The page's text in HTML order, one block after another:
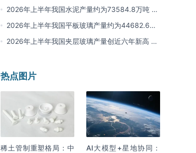
其中江苏、浙江产量分别占比18.9%、16.0%
2026年上半年我国水泥产量约为73584.8万吨 同
比下降8% 其中广东、浙江和安徽分别排名前三
2026年上半年我国平板玻璃产量约为44682.6万
重量箱 同比下降5.7% 其中河北产量最多 占比
2026年上半年我国夹层玻璃产量创近六年新高 约
热点图片
稀土管制重塑格局：中
AI大模型+星地协同：